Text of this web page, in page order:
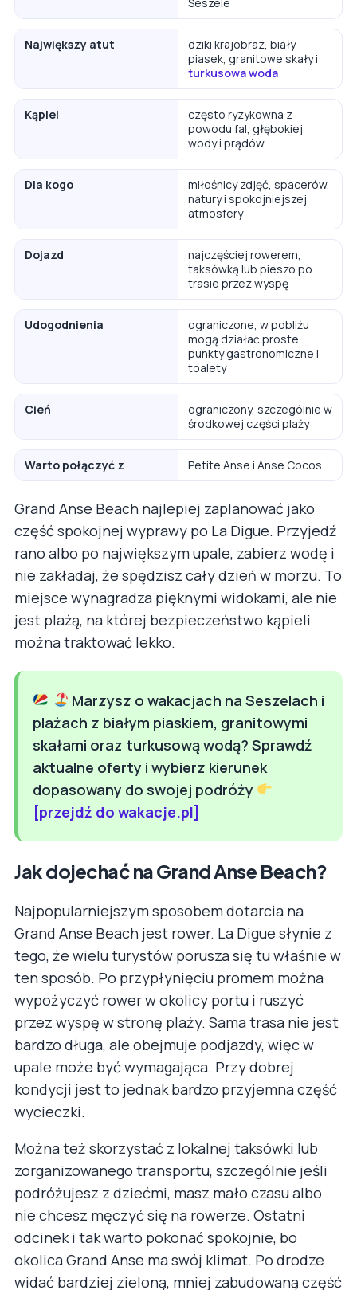
Największy atut
dziki krajobraz, biały
piasek, granitowe skały i
turkusowa woda
Kąpiel
często ryzykowna z
powodu fal, głębokiej
wody i prądów
Dla kogo
miłośnicy zdjęć, spacerów,
natury i spokojniejszej
atmosfery
Dojazd
najczęściej rowerem,
taksówką lub pieszo po
trasie przez wyspę
Udogodnienia
ograniczone, w pobliżu
mogą działać proste
punkty gastronomiczne i
toalety
Cień
ograniczony, szczególnie w
środkowej części plaży
Warto połączyć z Petite Anse i Anse Cocos
Grand Anse Beach najlepiej zaplanować jako
część spokojnej wyprawy po La Digue. Przyjedź
rano albo po największym upale, zabierz wodę i
nie zakładaj, że spędzisz cały dzień w morzu. To
miejsce wynagradza pięknymi widokami, ale nie
jest plażą, na której bezpieczeństwo kąpieli
można traktować lekko.
Marzysz o wakacjach na Seszelach i
plażach z białym piaskiem, granitowymi
skałami oraz turkusową wodą? Sprawdź
aktualne oferty i wybierz kierunek
dopasowany do swojej podróży
[przejdź do wakacje.pl]
Jak dojechać na Grand Anse Beach?
Najpopularniejszym sposobem dotarcia na
Grand Anse Beach jest rower. La Digue słynie z
tego, że wielu turystów porusza się tu właśnie w
ten sposób. Po przypłynięciu promem można
wypożyczyć rower w okolicy portu i ruszyć
przez wyspę w stronę plaży. Sama trasa nie jest
bardzo długa, ale obejmuje podjazdy, więc w
upale może być wymagająca. Przy dobrej
kondycji jest to jednak bardzo przyjemna część
wycieczki.
Można też skorzystać z lokalnej taksówki lub
zorganizowanego transportu, szczególnie jeśli
podróżujesz z dziećmi, masz mało czasu albo
nie chcesz męczyć się na rowerze. Ostatni
odcinek i tak warto pokonać spokojnie, bo
okolica Grand Anse ma swój klimat. Po drodze
widać bardziej zieloną, mniej zabudowaną część